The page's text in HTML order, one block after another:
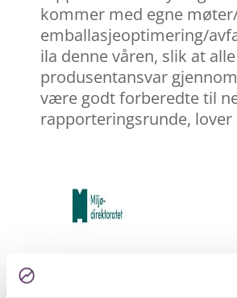
kommer med egne
emballasjeoptimering/
ila denne våren, slik at
produsentansvar
være godt forberedte til
rapporteringsrunde, lover